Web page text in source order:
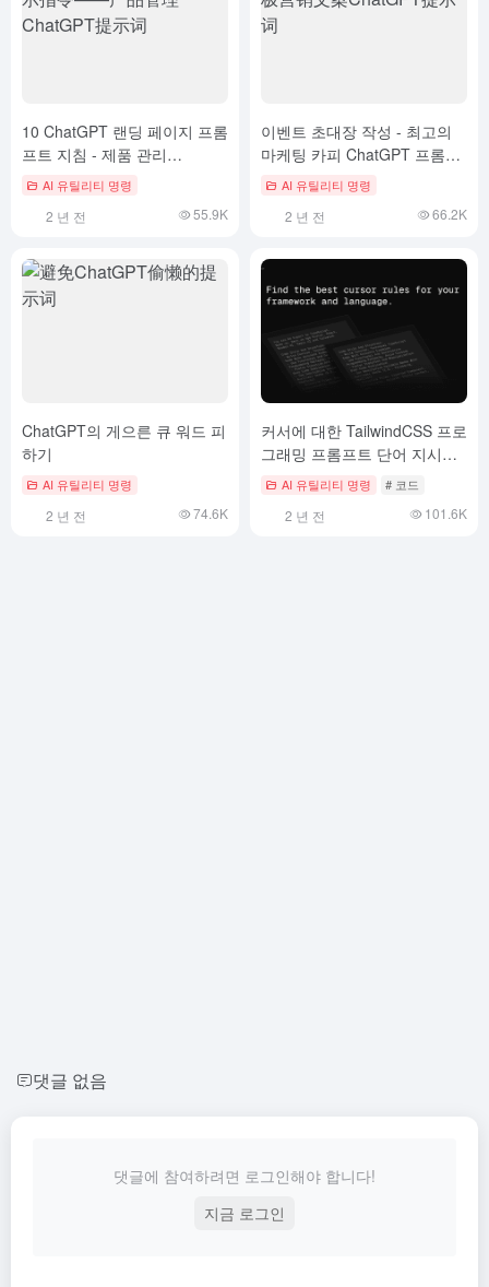
10 ChatGPT 랜딩 페이지 프롬
프트 지침 - 제품 관리
ChatGPT 프롬프트 문구
AI 유틸리티 명령
2 년 전 55.9K
이벤트 초대장 작성 - 최고의
마케팅 카피 ChatGPT 프롬프
트 AI 유틸리티 명령
2 년 전 66.2K
ChatGPT의 게으른 큐 워드 피
하기
AI 유틸리티 명령
2 년 전 74.6K
커서에 대한 TailwindCSS 프로
그래밍 프롬프트 단어 지시문
구성하기
AI 유틸리티 명령 # 코드
2 년 전 101.6K
댓글 없음
댓글에 참여하려면 로그인해야 합니다!
지금 로그인